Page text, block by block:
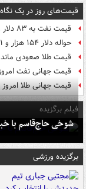
قیمت‌های روز در یک نگاه
قیمت نفت به ۸۳ دلار و ۵۵ سنت در هر بشکه رسید
حواله دلار ۱۵۴ هزار و ۴۵۱ تومان شد
قیمت طلا صعودی ماند
قیمت جهانی نفت امروز ۱۶
قیمت جهانی طلا امروز ۱۵ مرداد
فیلم برگزیده
شوخی حاج‌قاسم با
برگزیده ورزشی